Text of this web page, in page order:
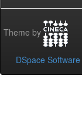
Theme by
DSpace Software